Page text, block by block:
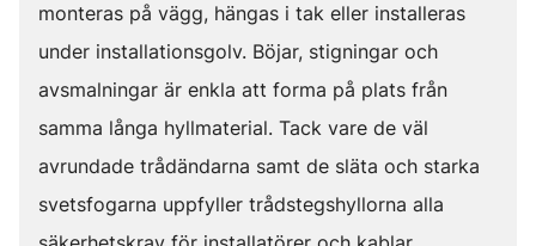
monteras på vägg, hängas i tak eller installeras
under installationsgolv. Böjar, stigningar och
avsmalningar är enkla att forma på plats från
samma långa hyllmaterial. Tack vare de väl
avrundade trådändarna samt de släta och starka
svetsfogarna uppfyller trådstegshyllorna alla